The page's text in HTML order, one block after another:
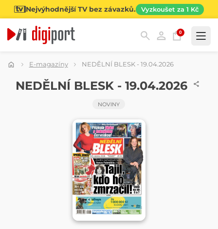
Nejvýhodnější TV bez závazků. Vyzkoušet za 1 Kč
0
Kategorie
E-magazíny NEDĚLNÍ BLESK - 19.04.2026
NOVINY
NEDĚLNÍ BLESK - 19.04.2026
NOVINY